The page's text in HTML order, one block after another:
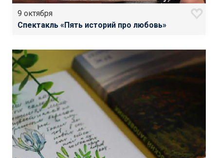
9 октября
Спектакль «Пять историй про любовь»